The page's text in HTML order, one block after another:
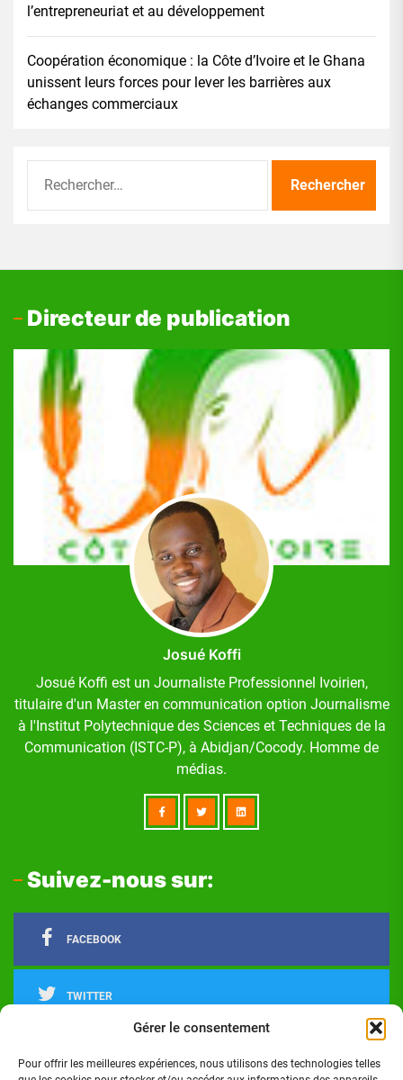
Gérer le consentement
Pour offrir les meilleures expériences, nous utilisons des technologies telles
l’entrepreneuriat et au développement
Coopération économique : la Côte d’Ivoire et le Ghana
unissent leurs forces pour lever les barrières aux
échanges commerciaux
Directeur de publication
Josué Koffi
Josué Koffi est un Journaliste Professionnel Ivoirien,
titulaire d'un Master en communication option Journalisme
à l'Institut Polytechnique des Sciences et Techniques de la
Communication (ISTC-P), à Abidjan/Cocody. Homme de
médias.
Suivez-nous sur:
FACEBOOK
TWITTER